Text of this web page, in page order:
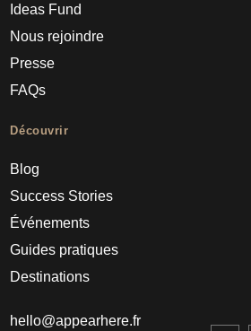
Ideas Fund
Nous rejoindre
Presse
FAQs
Découvrir
Blog
Success Stories
Événements
Guides pratiques
Destinations
hello@appearhere.fr